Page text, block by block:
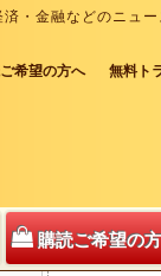
・金融などのニュ
希望の方へ 無料ト
購読ご希望の